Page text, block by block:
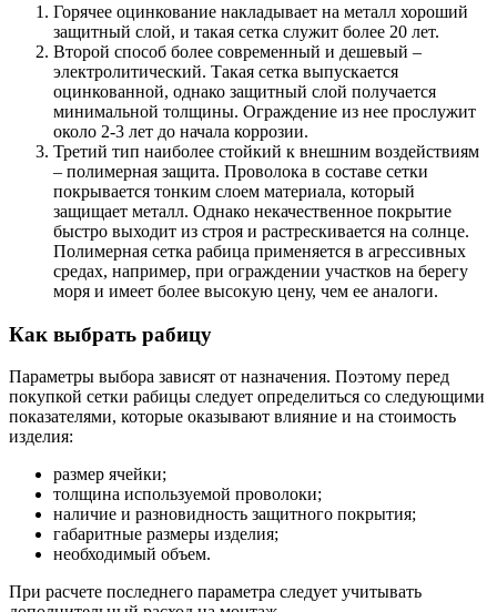
Горячее оцинкование накладывает на металл хороший
защитный слой, и такая сетка служит более 20 лет.
Второй способ более современный и дешевый –
электролитический. Такая сетка выпускается
оцинкованной, однако защитный слой получается
минимальной толщины. Ограждение из нее прослужит
около 2-3 лет до начала коррозии.
Третий тип наиболее стойкий к внешним воздействиям
– полимерная защита. Проволока в составе сетки
покрывается тонким слоем материала, который
защищает металл. Однако некачественное покрытие
быстро выходит из строя и растрескивается на солнце.
Полимерная сетка рабица применяется в агрессивных
средах, например, при ограждении участков на берегу
моря и имеет более высокую цену, чем ее аналоги.
Как выбрать рабицу
Параметры выбора зависят от назначения. Поэтому перед
покупкой сетки рабицы следует определиться со следующими
показателями, которые оказывают влияние и на стоимость
изделия:
размер ячейки;
толщина используемой проволоки;
наличие и разновидность защитного покрытия;
габаритные размеры изделия;
необходимый объем.
При расчете последнего параметра следует учитывать